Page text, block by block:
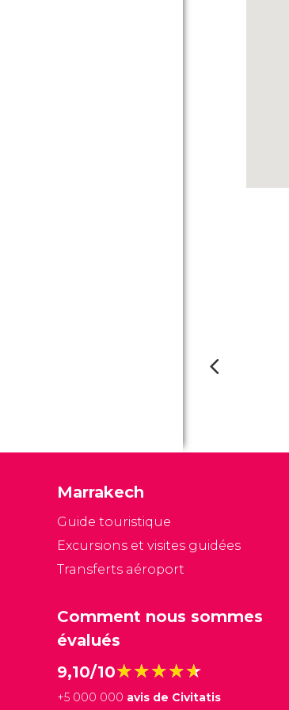
Marrakech
Guide touristique
Excursions et visites guidées
Transferts aéroport
Comment nous sommes
évalués
9,10/10★★★★★
★★★★★
+5 000 000 avis de Civitatis